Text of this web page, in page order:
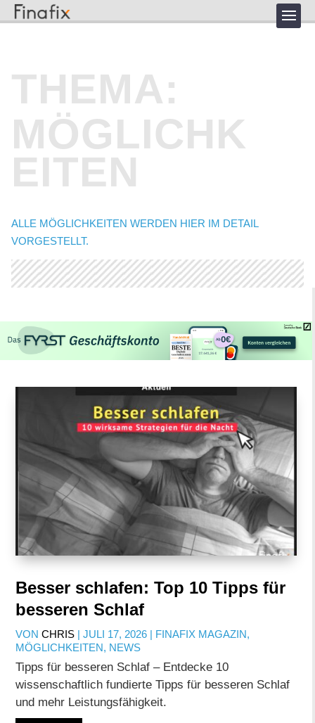
THEMA:
MÖGLICHK
EITEN
ALLE MÖGLICHKEITEN WERDEN HIER IM DETAIL
VORGESTELLT.
Besser schlafen: Top 10 Tipps für
besseren Schlaf
VONCHRIS |JULI 17, 2026 | FINAFIX MAGAZIN,
MÖGLICHKEITEN, NEWS
Tipps für besseren Schlaf – Entdecke 10
wissenschaftlich fundierte Tipps für besseren Schlaf
und mehr Leistungsfähigkeit.